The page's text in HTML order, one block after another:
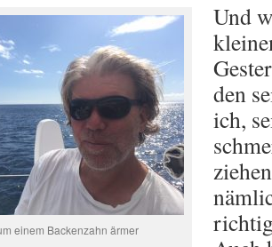
einem Backenzahn ärmer
Und
den
ich,